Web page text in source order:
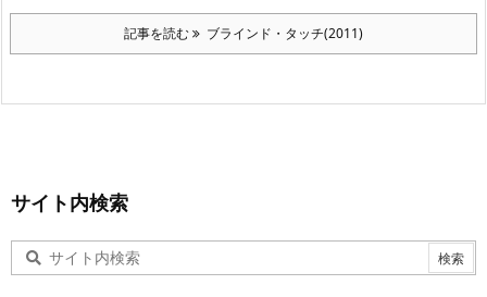
記事を読む ブラインド・タッチ(2011)
サイト内検索